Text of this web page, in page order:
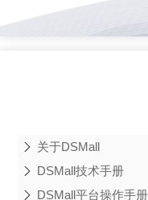
服务
关于DSMall
DSMall技术手册
DSMall平台操作手册